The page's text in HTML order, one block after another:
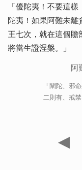
「優陀夷！不要這
陀夷！如果阿難未
王七次，就在這個贍
將當生證涅槃。」
阿
「闡陀、邪
二則有、戒
◀